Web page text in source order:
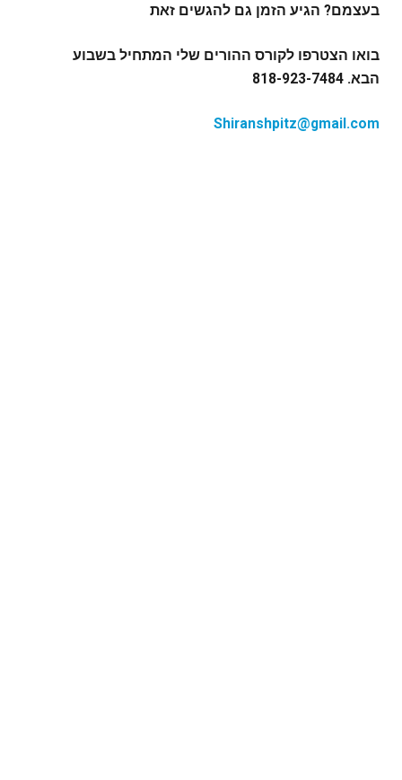
בעצמם? הגיע הזמן גם להגשים זאת
בואו הצטרפו לקורס ההורים שלי המתחיל בשבוע
הבא. 818-923-7484
Shiranshpitz@gmail.com